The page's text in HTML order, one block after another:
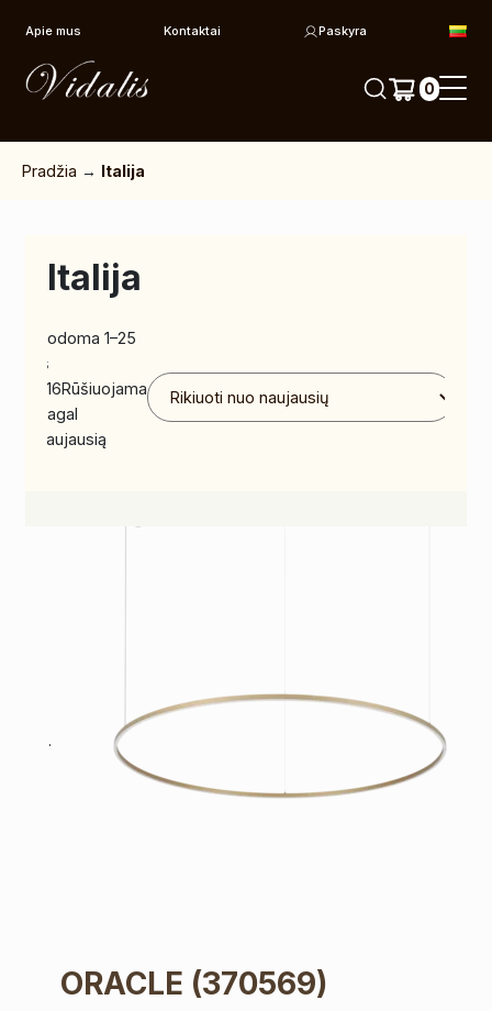
Apie mus Kontaktai Paskyra
0
Pradžia → Italija
Italija
Rodoma 1–25
iš
316Rūšiuojama
pagal
naujausią
ORACLE (370569)